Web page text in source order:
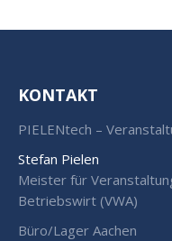
KONTAKT
PIELENtech –
Stefan Pielen
Meister für
Betriebswirt (VWA)
Büro/Lager Aachen